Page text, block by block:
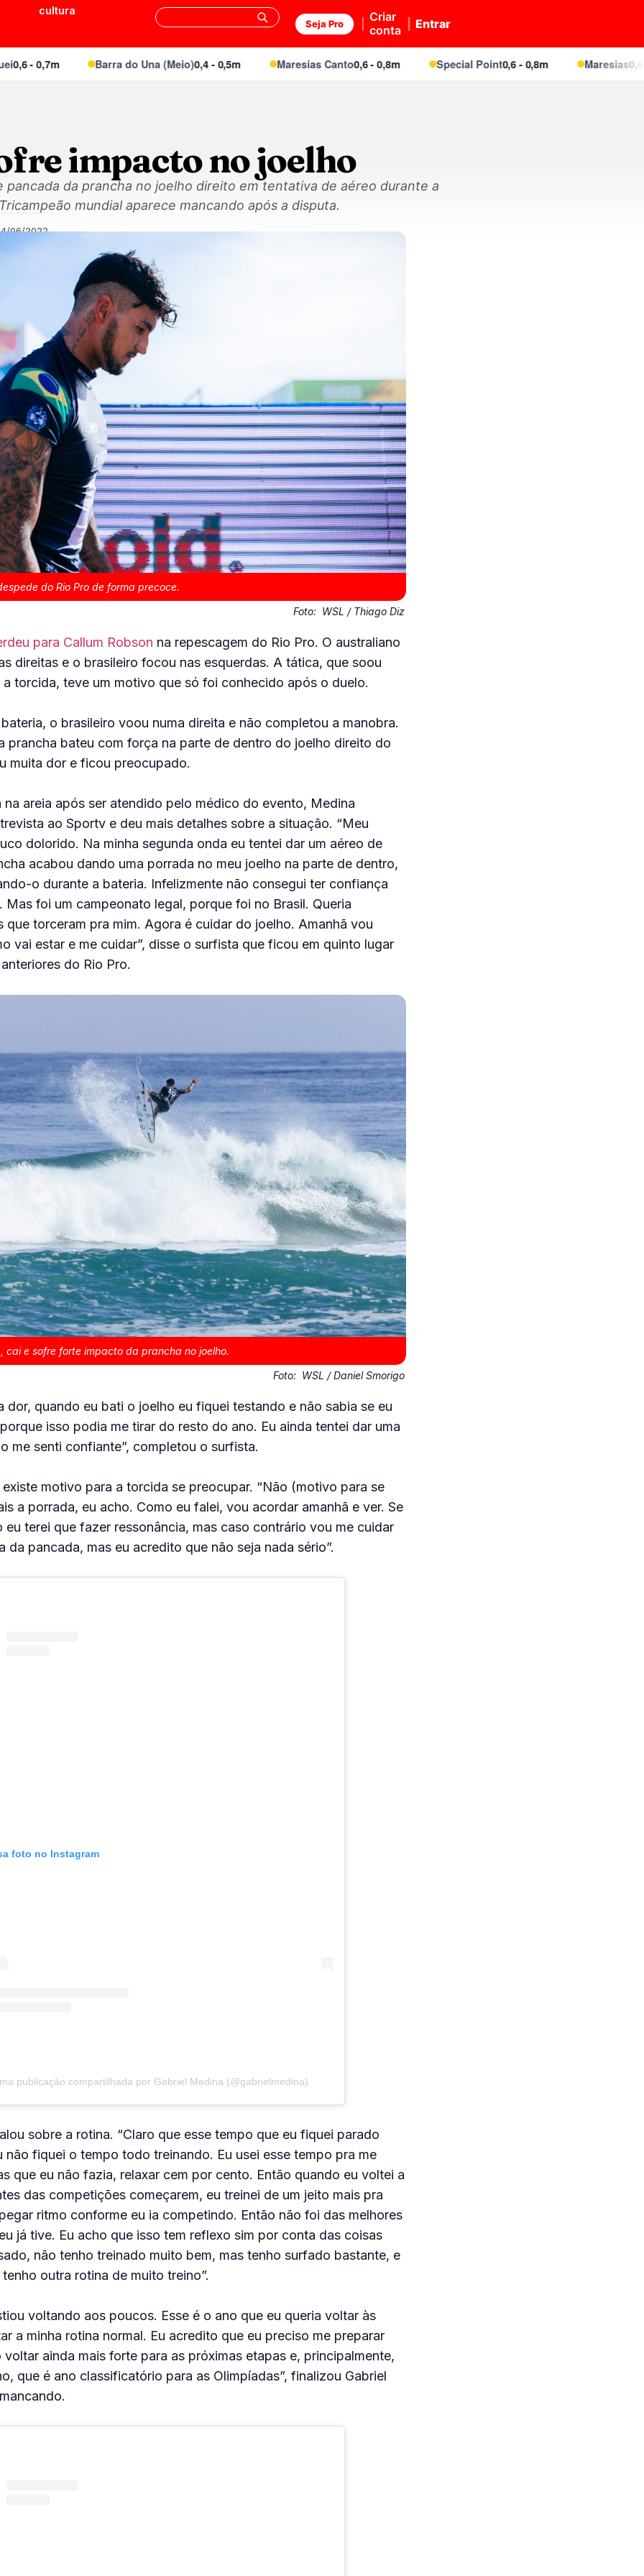
cultura
Seja Pro
Criar
conta
Entrar
0,7m Barra do Una (Meio)0,4 - 0,5m Maresias Canto0,6 - 0,8m Special Point 0,6 - 0,8m Maresias0,6 -
impacto no joelho
pancada da prancha no joelho direito em tentativa de aéreo durante a
mundial aparece mancando após a disputa.
06/2022
do Rio Pro de forma precoce.
Foto: WSL / Thiago Diz
para Callum Robson na repescagem do Rio Pro. O australiano
direitas e o brasileiro focou nas esquerdas. A tática, que soou
a torcida, teve um motivo que só foi conhecido após o duelo.
o brasileiro voou numa direita e não completou a manobra.
prancha bateu com força na parte de dentro do joelho direito do
muita dor e ficou preocupado.
areia após ser atendido pelo médico do evento, Medina
ao Sportv e deu mais detalhes sobre a situação. “Meu
dolorido. Na minha segunda onda eu tentei dar um aéreo de
acabou dando uma porrada no meu joelho na parte de dentro,
o durante a bateria. Infelizmente não consegui ter confiança
Mas foi um campeonato legal, porque foi no Brasil. Queria
que torceram pra mim. Agora é cuidar do joelho. Amanhã vou
vai estar e me cuidar”, disse o surfista que ficou em quinto lugar
do Rio Pro.
cai e sofre forte impacto da prancha no joelho.
Foto: WSL / Daniel Smorigo
dor, quando eu bati o joelho eu fiquei testando e não sabia se eu
isso podia me tirar do resto do ano. Eu ainda tentei dar uma
me senti confiante”, completou o surfista.
motivo para a torcida se preocupar. “Não (motivo para se
a porrada, eu acho. Como eu falei, vou acordar amanhã e ver. Se
eu terei que fazer ressonância, mas caso contrário vou me cuidar
da pancada, mas eu acredito que não seja nada sério”.
foto no Instagram
publicação compartilhada por Gabriel Medina (@gabrielmedina)
sobre a rotina. “Claro que esse tempo que eu fiquei parado
não fiquei o tempo todo treinando. Eu usei esse tempo pra me
que eu não fazia, relaxar cem por cento. Então quando eu voltei a
das competições começarem, eu treinei de um jeito mais pra
ritmo conforme eu ia competindo. Então não foi das melhores
já tive. Eu acho que isso tem reflexo sim por conta das coisas
não tenho treinado muito bem, mas tenho surfado bastante, e
outra rotina de muito treino”.
voltando aos poucos. Esse é o ano que eu queria voltar às
a minha rotina normal. Eu acredito que eu preciso me preparar
voltar ainda mais forte para as próximas etapas e, principalmente,
que é ano classificatório para as Olimpíadas”, finalizou Gabriel